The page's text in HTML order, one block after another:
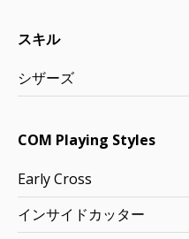
スキル
シザーズ
COM Playing Styles
Early Cross
インサイドカッター